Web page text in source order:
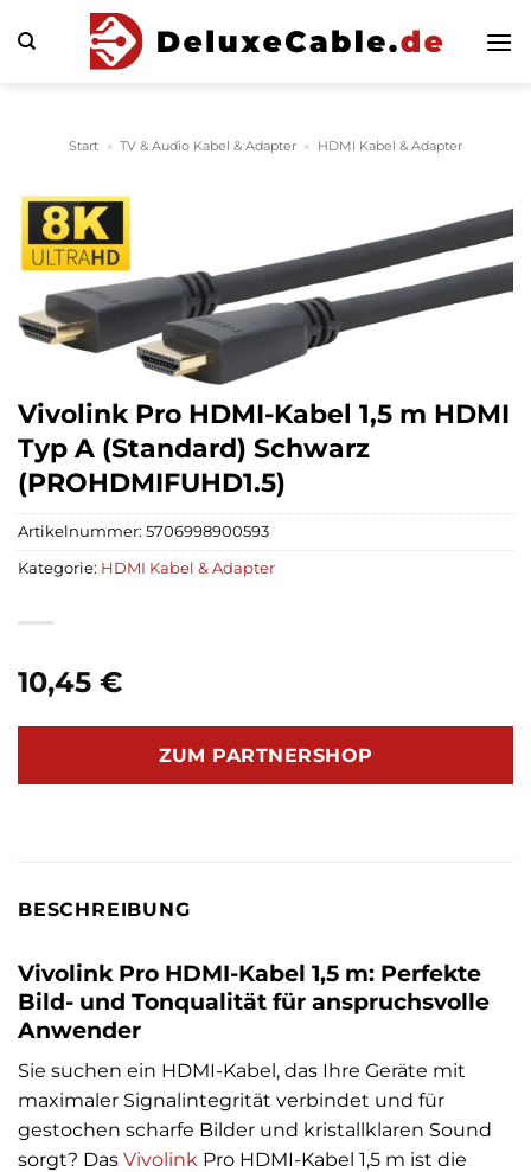
Inhalt
Start » TV & Audio Kabel & Adapter » HDMI Kabel & Adapter
Vivolink Pro HDMI-Kabel 1,5 m HDMI
Typ A (Standard) Schwarz
(PROHDMIFUHD1.5)
10,45 €
ZUM PARTNERSHOP
Artikelnummer: 5706998900593
Kategorie: HDMI Kabel & Adapter
BESCHREIBUNG
Vivolink Pro HDMI-Kabel 1,5 m: Perfekte
Bild- und Tonqualität für anspruchsvolle
Anwender
Sie suchen ein HDMI-Kabel, das Ihre Geräte mit
maximaler Signalintegrität verbindet und für
gestochen scharfe Bilder und kristallklaren Sound
sorgt? Das Vivolink Pro HDMI-Kabel 1,5 m ist die